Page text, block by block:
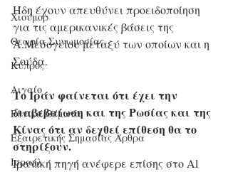
Χιούμορ
Θεωρία Συνωμοσίας
Κύπρος
Αιγαίο
Εθνικά Θέματα
Εξαιρετικής Σημασίας Άρθρα
Ισραήλ
Ήδη έχουν απευθύνει προειδοποίηση
για τις αμερικανικές βάσεις της
Α.Μεσογείου μεταξύ των οποίων και η
Σούδα.
Το Ιράν φαίνεται ότι έχει την
διαβεβαίωση και της Ρωσίας και της
Κίνας ότι αν δεχθεί επίθεση θα το
στηρίξουν.
Ιρανική πηγή ανέφερε επίσης στο Al